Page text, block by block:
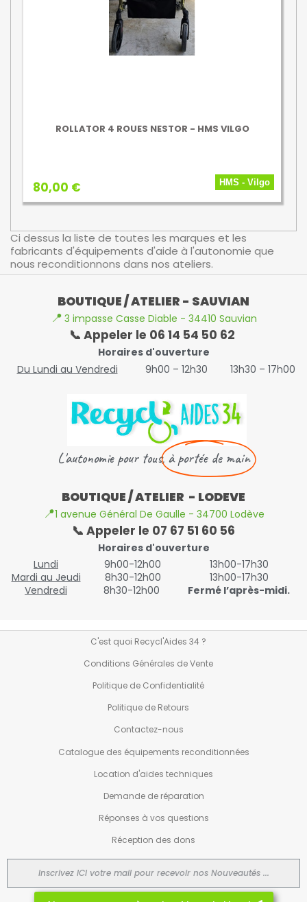
ROLLATOR 4 ROUES NESTOR - HMS VILGO
80,00 € HMS - Vilgo
Ci dessus la liste de toutes les marques et les
fabricants d'équipements d'aide à l'autonomie que
nous reconditionnons dans nos ateliers.
BOUTIQUE / ATELIER - SAUVIAN
📍 3 impasse Casse Diable - 34410 Sauvian
📞 Appeler le 06 14 54 50 62
Horaires d'ouverture
Du Lundi au Vendredi
9h00 – 12h30 13h30 – 17h00
L'autonomie pour tous,à portée de main
BOUTIQUE / ATELIER - LODEVE
📍1 avenue Général De Gaulle - 34700 Lodève
📞 Appeler le 07 67 51 60 56
Horaires d'ouverture
Lundi
9h00-12h00
13h00-17h30
Mardi au Jeudi
8h30-12h00
13h00-17h30
Vendredi
8h30-12h00 Fermé l’après-midi.
C'est quoi Recycl'Aides 34 ?
Conditions Générales de Vente
Politique de Confidentialité
Politique de Retours
Contactez-nous
Catalogue des équipements reconditionnées
Location d'aides techniques
Demande de réparation
Réponses à vos questions
Réception des dons